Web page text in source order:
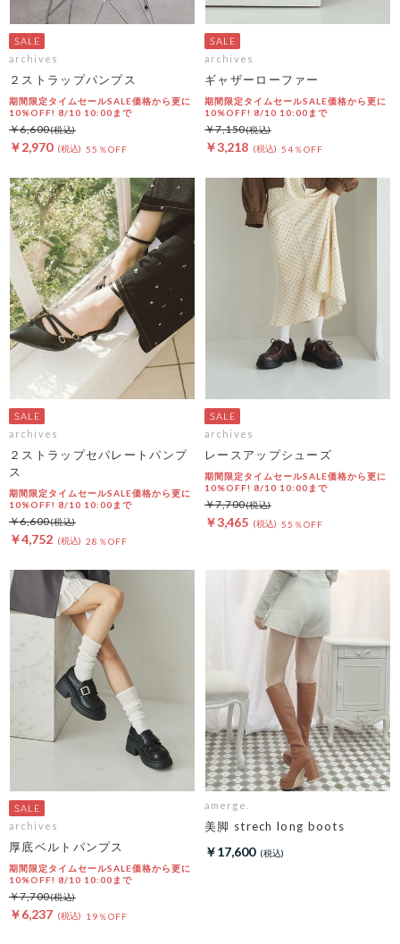
archives
２ストラップパンプス
期間限定タイムセールSALE価格から更に
10%OFF! 8/10 10:00まで
￥2,970 55％OFF
￥6,600
archives
ギャザーローファー
期間限定タイムセールSALE価格から更に
10%OFF! 8/10 10:00まで
￥3,218 54％OFF
￥7,150
archives
２ストラップセパレートパンプ
ス
期間限定タイムセールSALE価格から更に
10%OFF! 8/10 10:00まで
￥4,752 28％OFF
￥6,600
archives
レースアップシューズ
期間限定タイムセールSALE価格から更に
10%OFF! 8/10 10:00まで
￥3,465 55％OFF
￥7,700
archives
厚底ベルトパンプス
期間限定タイムセールSALE価格から更に
10%OFF! 8/10 10:00まで
￥6,237 19％OFF
￥7,700
amerge.
美脚 strech long boots
￥17,600